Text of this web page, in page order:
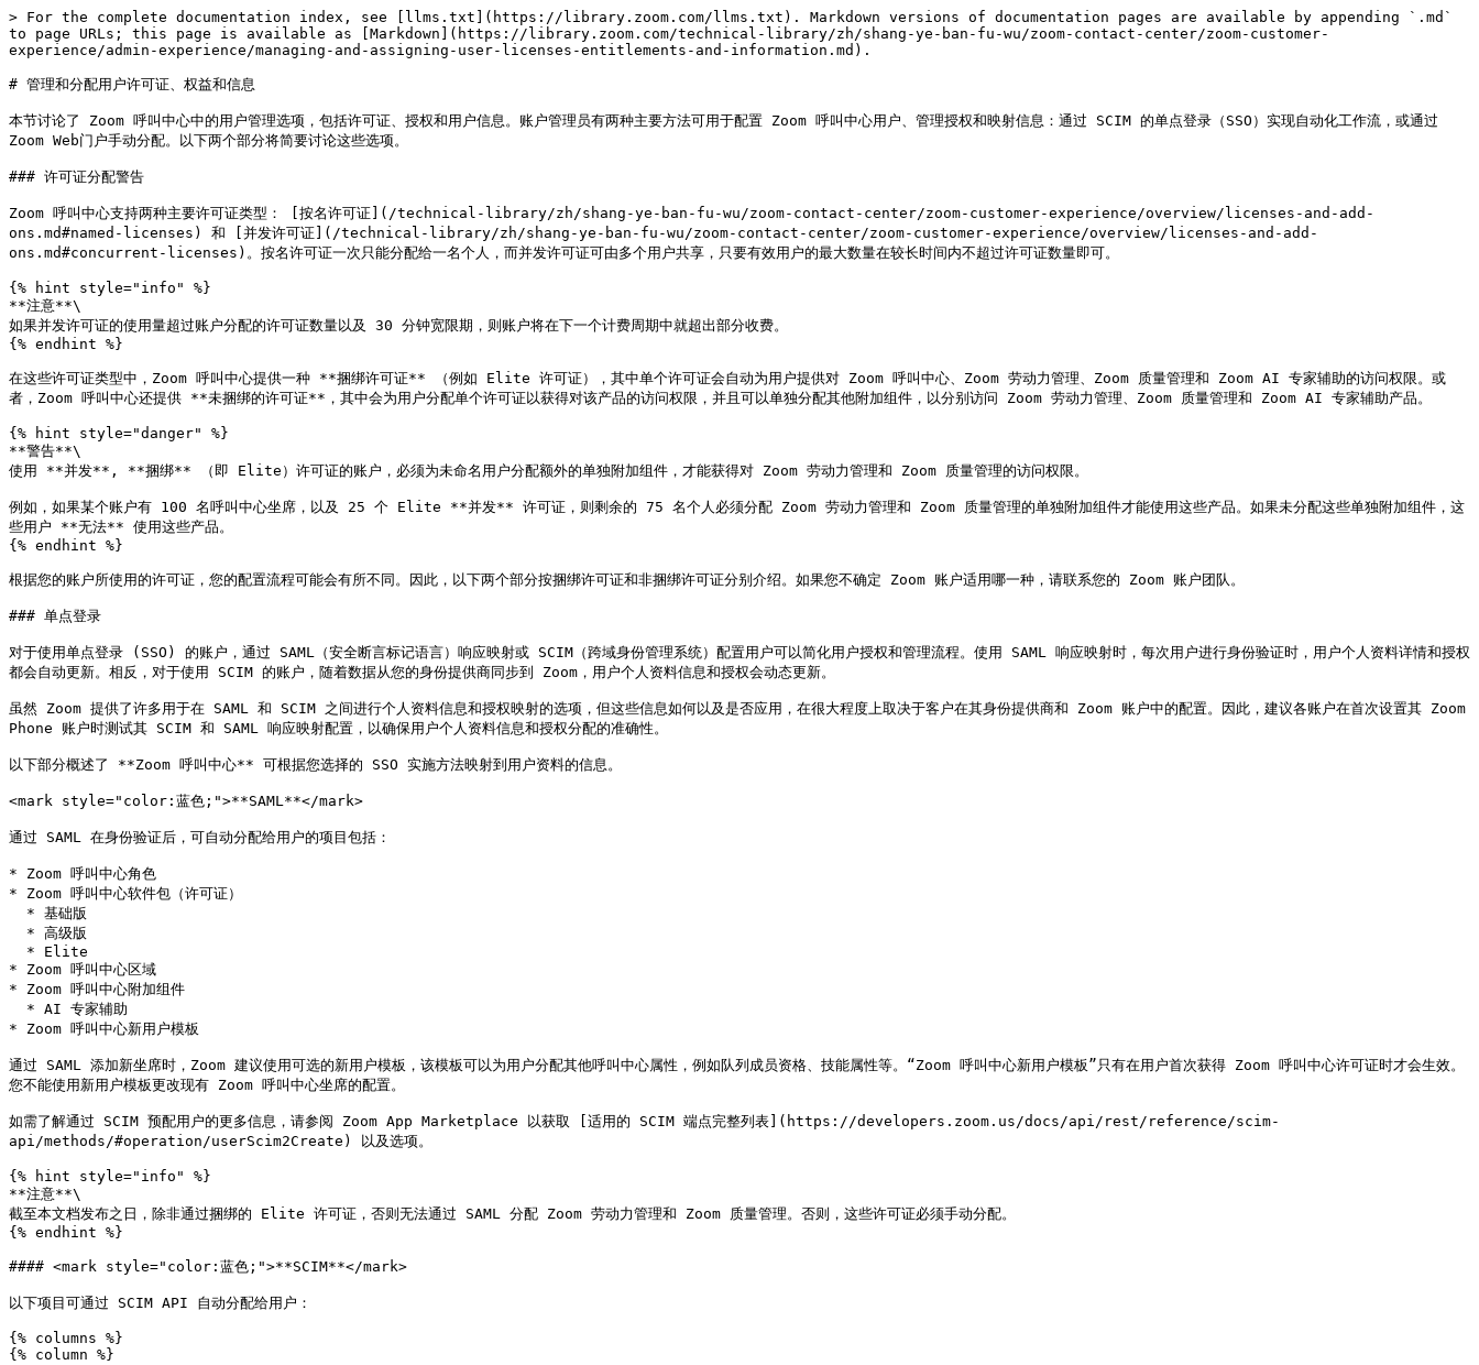
> For the complete documentation index, see [llms.txt](https://library.zoom.com/llms.txt). Markdown versions of documentation pages are available by appending `.md`
to page URLs; this page is available as [Markdown](https://library.zoom.com/technical-library/zh/shang-ye-ban-fu-wu/zoom-contact-center/zoom-customer-
experience/admin-experience/managing-and-assigning-user-licenses-entitlements-and-information.md).
# 管理和分配用户许可证、权益和信息
本节讨论了 Zoom 呼叫中心中的用户管理选项，包括许可证、授权和用户信息。账户管理员有两种主要方法可用于配置 Zoom 呼叫中心用户、管理授权和映射信息：通过 SCIM 的单点登录（SSO）实现自动化工作流，或通过
Zoom Web门户手动分配。以下两个部分将简要讨论这些选项。
### 许可证分配警告
Zoom 呼叫中心支持两种主要许可证类型： [按名许可证](/technical-library/zh/shang-ye-ban-fu-wu/zoom-contact-center/zoom-customer-experience/overview/licenses-and-add-
ons.md#named-licenses) 和 [并发许可证](/technical-library/zh/shang-ye-ban-fu-wu/zoom-contact-center/zoom-customer-experience/overview/licenses-and-add-
ons.md#concurrent-licenses)。按名许可证一次只能分配给一名个人，而并发许可证可由多个用户共享，只要有效用户的最大数量在较长时间内不超过许可证数量即可。
{% hint style="info" %}
**注意**\
如果并发许可证的使用量超过账户分配的许可证数量以及 30 分钟宽限期，则账户将在下一个计费周期中就超出部分收费。
{% endhint %}
在这些许可证类型中，Zoom 呼叫中心提供一种 **捆绑许可证** （例如 Elite 许可证），其中单个许可证会自动为用户提供对 Zoom 呼叫中心、Zoom 劳动力管理、Zoom 质量管理和 Zoom AI 专家辅助的访问权限。或
者，Zoom 呼叫中心还提供 **未捆绑的许可证**，其中会为用户分配单个许可证以获得对该产品的访问权限，并且可以单独分配其他附加组件，以分别访问 Zoom 劳动力管理、Zoom 质量管理和 Zoom AI 专家辅助产品。
{% hint style="danger" %}
**警告**\
使用 **并发**, **捆绑** （即 Elite）许可证的账户，必须为未命名用户分配额外的单独附加组件，才能获得对 Zoom 劳动力管理和 Zoom 质量管理的访问权限。
例如，如果某个账户有 100 名呼叫中心坐席，以及 25 个 Elite **并发** 许可证，则剩余的 75 名个人必须分配 Zoom 劳动力管理和 Zoom 质量管理的单独附加组件才能使用这些产品。如果未分配这些单独附加组件，这
些用户 **无法** 使用这些产品。
{% endhint %}
根据您的账户所使用的许可证，您的配置流程可能会有所不同。因此，以下两个部分按捆绑许可证和非捆绑许可证分别介绍。如果您不确定 Zoom 账户适用哪一种，请联系您的 Zoom 账户团队。
### 单点登录
对于使用单点登录 (SSO) 的账户，通过 SAML（安全断言标记语言）响应映射或 SCIM（跨域身份管理系统）配置用户可以简化用户授权和管理流程。使用 SAML 响应映射时，每次用户进行身份验证时，用户个人资料详情和授权
都会自动更新。相反，对于使用 SCIM 的账户，随着数据从您的身份提供商同步到 Zoom，用户个人资料信息和授权会动态更新。
虽然 Zoom 提供了许多用于在 SAML 和 SCIM 之间进行个人资料信息和授权映射的选项，但这些信息如何以及是否应用，在很大程度上取决于客户在其身份提供商和 Zoom 账户中的配置。因此，建议各账户在首次设置其 Zoom
Phone 账户时测试其 SCIM 和 SAML 响应映射配置，以确保用户个人资料信息和授权分配的准确性。
以下部分概述了 **Zoom 呼叫中心** 可根据您选择的 SSO 实施方法映射到用户资料的信息。
<mark style="color:蓝色;">**SAML**</mark>
通过 SAML 在身份验证后，可自动分配给用户的项目包括：
* Zoom 呼叫中心角色
* Zoom 呼叫中心软件包（许可证）
* Zoom 呼叫中心区域
* Zoom 呼叫中心附加组件
* Zoom 呼叫中心新用户模板
通过 SAML 添加新坐席时，Zoom 建议使用可选的新用户模板，该模板可以为用户分配其他呼叫中心属性，例如队列成员资格、技能属性等。“Zoom 呼叫中心新用户模板”只有在用户首次获得 Zoom 呼叫中心许可证时才会生效。
您不能使用新用户模板更改现有 Zoom 呼叫中心坐席的配置。
如需了解通过 SCIM 预配用户的更多信息，请参阅 Zoom App Marketplace 以获取 [适用的 SCIM 端点完整列表](https://developers.zoom.us/docs/api/rest/reference/scim-
api/methods/#operation/userScim2Create) 以及选项。
{% hint style="info" %}
**注意**\
截至本文档发布之日，除非通过捆绑的 Elite 许可证，否则无法通过 SAML 分配 Zoom 劳动力管理和 Zoom 质量管理。否则，这些许可证必须手动分配。
{% endhint %}
#### <mark style="color:蓝色;">**SCIM**</mark>
以下项目可通过 SCIM API 自动分配给用户：
{% columns %}
{% column %}